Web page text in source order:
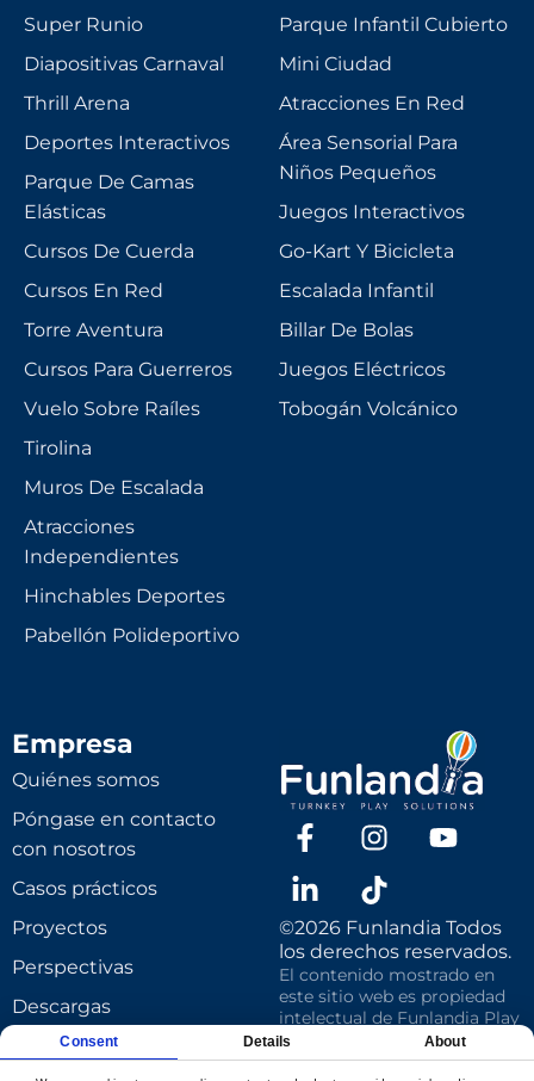
Consent Details About
Super Runio
Diapositivas Carnaval
Thrill Arena
Deportes Interactivos
Parque De Camas
Elásticas
Cursos De Cuerda
Cursos En Red
Torre Aventura
Cursos Para Guerreros
Vuelo Sobre Raíles
Tirolina
Muros De Escalada
Atracciones
Independientes
Hinchables Deportes
Pabellón Polideportivo
Parque Infantil Cubierto
Mini Ciudad
Atracciones En Red
Área Sensorial Para
Niños Pequeños
Juegos Interactivos
Go-Kart Y Bicicleta
Escalada Infantil
Billar De Bolas
Juegos Eléctricos
Tobogán Volcánico
Empresa
Quiénes somos
Póngase en contacto
con nosotros
Casos prácticos
Proyectos
Perspectivas
Descargas
Diseño basado en el
producto
©2026 Funlandia Todos
los derechos reservados.
El contenido mostrado en
este sitio web es propiedad
intelectual de Funlandia Play
Systems Inc y está protegido
por la misma. Queda